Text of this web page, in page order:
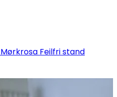
Feilfri stand